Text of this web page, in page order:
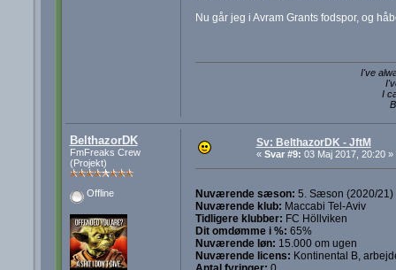
Nu går jeg i Avram Grants fodspor, og
I've
I
BelthazorDK
FmFreaks Crew
(Projekt)
Offline
Sv: BelthazorDK - JftM
« Svar #9: 03 Maj 2017, 20:20 »
Nuværende sæson: 5. Sæson (2020/21)
Nuværende klub: Maccabi Tel-Aviv
Tidligere klubber: FC Höllviken
Dit omdømme i %: 65%
Nuværende løn: 15.000 om ugen
Nuværende licens: Kontinental B,